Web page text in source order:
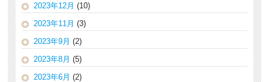
2023年12月 (10)
2023年11月 (3)
2023年9月 (2)
2023年8月 (5)
2023年6月 (2)